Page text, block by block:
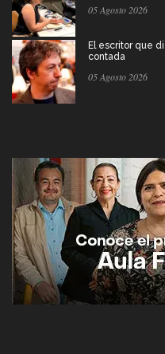
05 Agosto 2026
El escritor que
contada
05 Agosto 2026